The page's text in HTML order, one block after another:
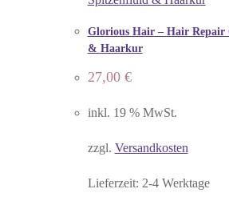
Glorious Hair – Hair Repair
& Haarkur
27,00 €
inkl. 19 % MwSt.
zzgl. Versandkosten
Lieferzeit: 2-4 Werktage